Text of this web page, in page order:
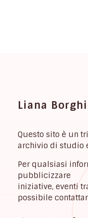
Liana
Questo sito è un
archivio di studio
Per qualsiasi
pubblicizzare
iniziative, eventi
possibile